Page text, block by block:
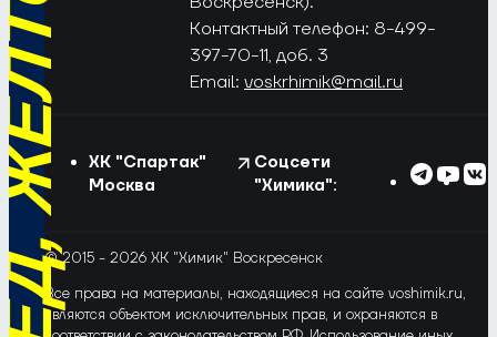
Контактный телефон: 8-499-
397-70-11, доб. 3
Email: voskrhimik@mail.ru
ХК "Спартак"
Москва
Соцсети
"Химика":
© 2015 - 2026 ХК "Химик" Воскресенск
Все права на материалы, находящиеся на сайте voshimik.ru,
являются объектом исключительных прав, и охраняются в